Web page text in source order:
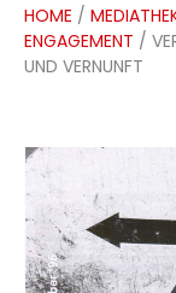
HOME /
ENGAGEMENT /
UND VERNUNFT